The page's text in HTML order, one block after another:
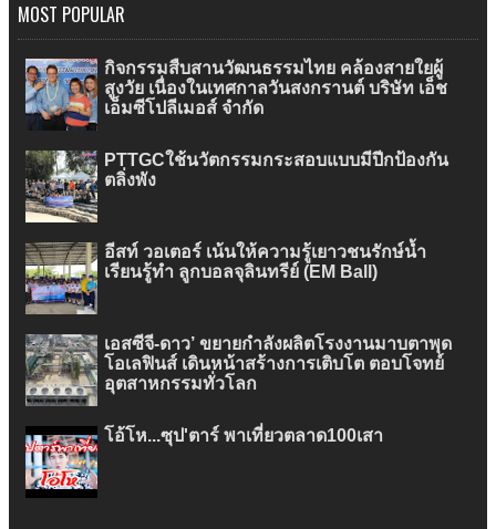
MOST POPULAR
กิจกรรมสืบสานวัฒนธรรมไทย คล้องสายใยผู้
สูงวัย เนื่องในเทศกาลวันสงกรานต์ บริษัท เอ็ช
เอ็มซีโปลีเมอส์ จำกัด
PTTGCใช้นวัตกรรมกระสอบแบบมีปีกป้องกัน
ตลิ่งพัง
อีสท์ วอเตอร์ เน้นให้ความรู้เยาวชนรักษ์น้ำ
เรียนรู้ทำ ลูกบอลจุลินทรีย์ (EM Ball)
เอสซีจี-ดาว’ ขยายกำลังผลิตโรงงานมาบตาพุด
โอเลฟินส์ เดินหน้าสร้างการเติบโต ตอบโจทย์
อุตสาหกรรมทั่วโลก
โอ้โห...ซุป'ตาร์ พาเที่ยวตลาด100เสา